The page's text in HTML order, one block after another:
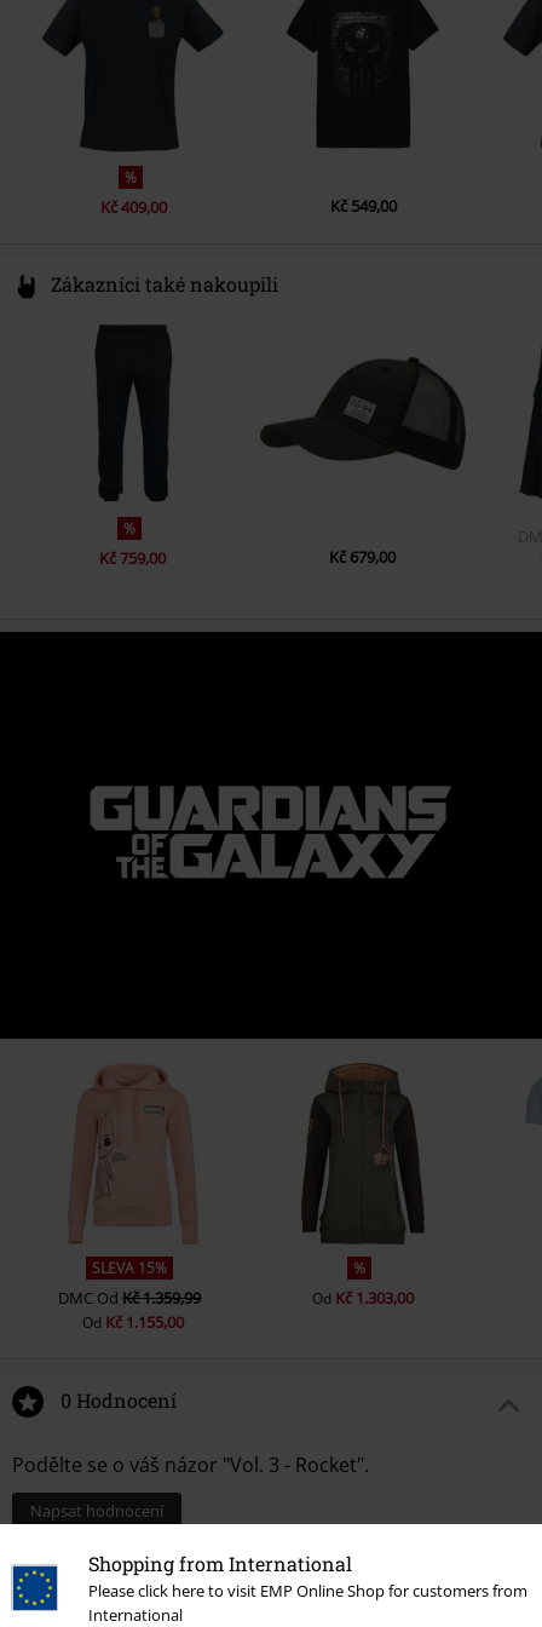
Shopping from International
Please click here to visit EMP Online Shop for customers from
International
%
Kč 409,00 Kč 549,00
Zákazníci také nakoupili
%
Kč 759,00 Kč 679,00
SLEVA 15%
DMC OdKč 1.359,99
Od Kč 1.155,00
%
Od Kč 1.303,00
0 Hodnocení
Podělte se o váš názor "Vol. 3 - Rocket".
Napsat hodnocení